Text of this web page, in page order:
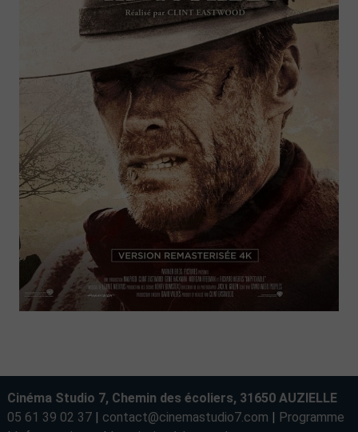
Cinéma Studio 7, Chemin des écoliers, 31650 AUZIELLE
05 61 39 02 37| contact@cinemastudio7.com | Programme